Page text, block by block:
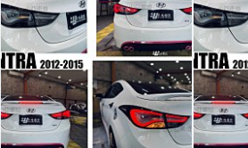
避震器.卡鉗.來另片.短彈簧
CUSCO / HARDRACE 各車系結構桿.拉桿
進氣套件 進氣系統 全系列
其它